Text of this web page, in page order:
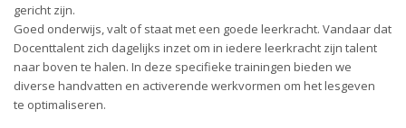
gericht zijn.
Goed onderwijs, valt of staat met een goede leerkracht. Vandaar dat
Docenttalent zich dagelijks inzet om in iedere leerkracht zijn talent
naar boven te halen. In deze specifieke trainingen bieden we
diverse handvatten en activerende werkvormen om het lesgeven
te optimaliseren.